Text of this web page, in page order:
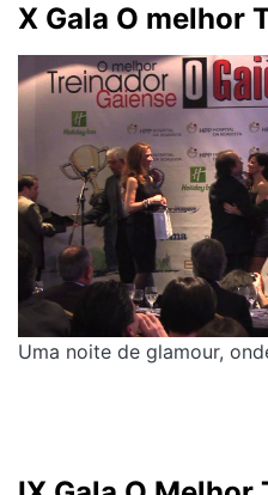
X Gala O melhor
Uma noite de glamour,